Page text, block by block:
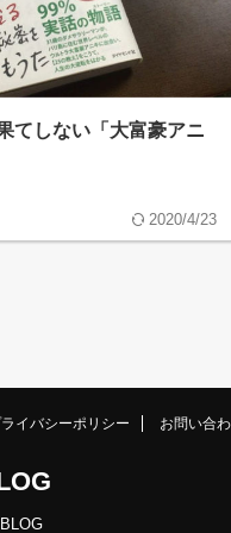
てしない「大富豪アニ
2020/4/23
イバシーポリシー お問い合